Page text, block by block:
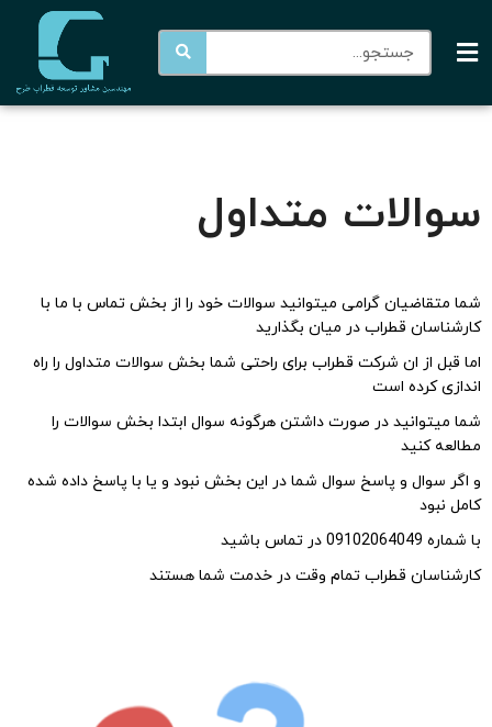
سوالات متداول
شما متقاضیان گرامی میتوانید سوالات خود را از بخش تماس با ما با
کارشناسان قطراب در میان بگذارید
اما قبل از ان شرکت قطراب برای راحتی شما بخش سوالات متداول را راه
اندازی کرده است
شما میتوانید در صورت داشتن هرگونه سوال ابتدا بخش سوالات را
مطالعه کنید
و اگر سوال و پاسخ سوال شما در این بخش نبود و یا با پاسخ داده شده
کامل نبود
با شماره 09102064049 در تماس باشید
کارشناسان قطراب تمام وقت در خدمت شما هستند